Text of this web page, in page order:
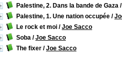
Palestine, 2. Dans la bande de Gaza
Palestine, 1. Une nation occupée /
Le rock et moi /Joe Sacco
Soba /Joe Sacco
The fixer /Joe Sacco